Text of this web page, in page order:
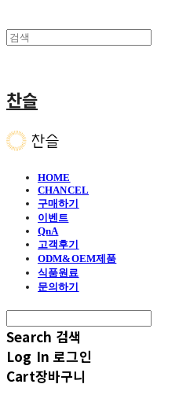
찬슬
HOME
CHANCEL
구매하기
이벤트
QnA
고객후기
ODM&OEM제품
식품원료
문의하기
Search 검색
Log In 로그인
Cart장바구니